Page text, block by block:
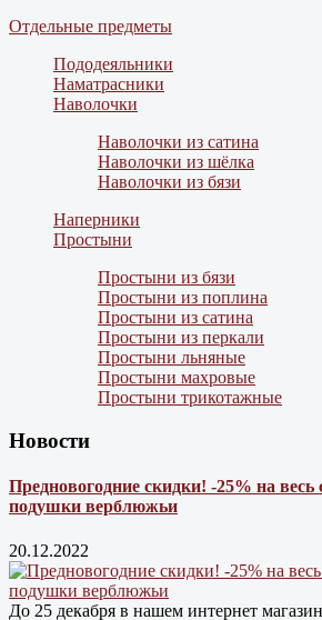
Отдельные предметы
Пододеяльники
Наматрасники
Наволочки
Наволочки из сатина
Наволочки из шёлка
Наволочки из бязи
Наперники
Простыни
Простыни из бязи
Простыни из поплина
Простыни из сатина
Простыни из перкали
Простыни льняные
Простыни махровые
Простыни трикотажные
Новости
Предновогодние скидки! -25% на весь
подушки верблюжьи
20.12.2022
До 25 декабря в нашем интернет